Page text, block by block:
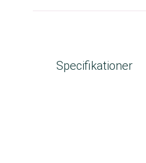
Specifikationer